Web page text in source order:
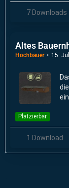
7 Downloads
Altes
Hochbauer 15.
Platzierbar
1 Download